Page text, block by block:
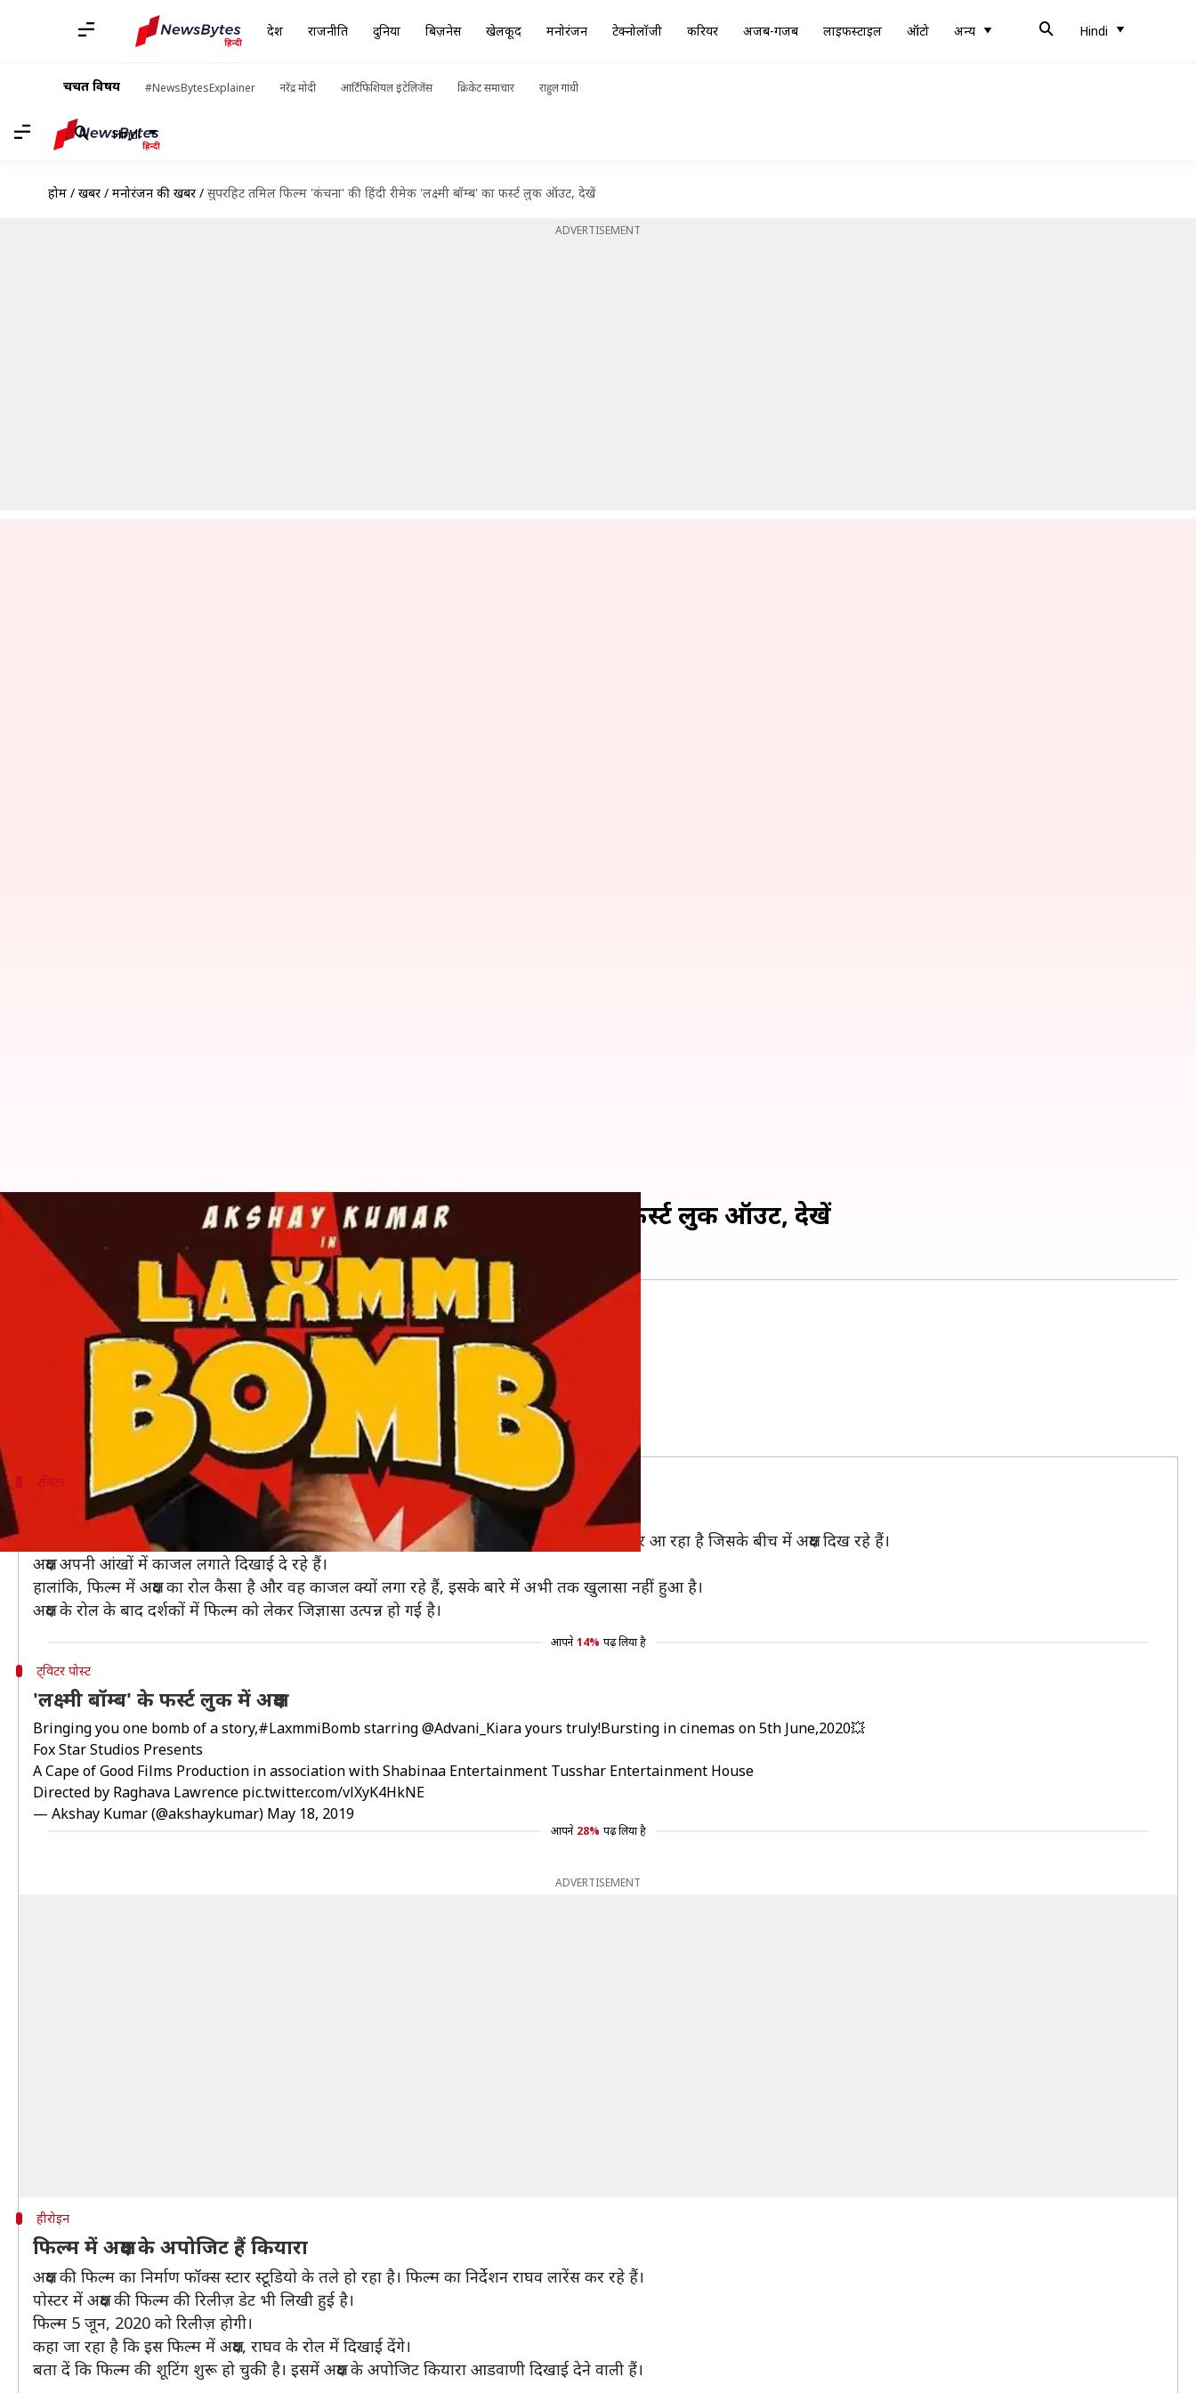
देश राजनीति दुनिया बिज़नेस खेलकूद मनोरंजन टेक्नोलॉजी करियर अजब-गजब लाइफस्टाइल ऑटो अन्य Hindi
चर्चित विषय #NewsBytesExplainer नरेंद्र मोदी आर्टिफिशियल इंटेलिजेंस क्रिकेट समाचार राहुल गांधी
Hindi
होम / खबरें / मनोरंजन की खबरें / सुपरहिट तमिल फिल्म 'कंचना' की हिंदी रीमेक 'लक्ष्मी बॉम्ब' का फर्स्ट लुक ऑउट, देखें
ADVERTISEMENT
सुपरहिट तमिल फिल्म 'कंचना' की हिंदी रीमेक 'लक्ष्मी बॉम्ब' का फर्स्ट लुक ऑउट, देखें
स्वाति पाण्डेय
बॉलीवुड में लंबे समय से साउथ की फिल्मों के रीमेक का चलन है।
अब तमिल की सुपरहिट फिल्म 'मुनी 2: कंचना' का हिंदी रीमेक बन रहा है।
इसमें लीड रोल में अक्षय कुमार दिखाई देने वाले हैं। फिल्म का नाम 'लक्ष्मी बॉम्ब' होगा।
फिल्म का फर्स्ट लुक भी सामने आ गया है। इस लुक को अक्षय ने शेयर किया है।
अक्षय ने सोशल मीडिया पर शेयर किया फर्स्ट लुक
अक्षय ने खुद अपने ट्विटर अकाउंट पर अपना लुक शेयर किया है। इस पोस्टर में एक धमाके जैसा साइन नजर आ रहा है जिसके बीच में अक्षय दिख रहे हैं।
अक्षय अपनी आंखों में काजल लगाते दिखाई दे रहे हैं।
हालांकि, फिल्म में अक्षय का रोल कैसा है और वह काजल क्यों लगा रहे हैं, इसके बारे में अभी तक खुलासा नहीं हुआ है।
अक्षय के रोल के बाद दर्शकों में फिल्म को लेकर जिज्ञासा उत्पन्न हो गई है।
आपने 14% पढ़ लिया है
ट्विटर पोस्ट
'लक्ष्मी बॉम्ब' के फर्स्ट लुक में अक्षय
Bringing you one bomb of a story,#LaxmmiBombstarring@Advani_Kiarayours truly!Bursting in cinemas on 5th June,2020💥
Fox Star Studios Presents
A Cape of Good Films Production in association with Shabinaa Entertainment Tusshar Entertainment House
Directed by Raghava Lawrence pic.twitter.com/vlXyK4HkNE
— Akshay Kumar (@akshaykumar) May 18, 2019
आपने 28% पढ़ लिया है
ADVERTISEMENT
हीरोइन
फिल्म में अक्षय के अपोजिट हैं कियारा
अक्षय की फिल्म का निर्माण फॉक्स स्टार स्टूडियो के तले हो रहा है। फिल्म का निर्देशन राघव लारेंस कर रहे हैं।
पोस्टर में अक्षय की फिल्म की रिलीज़ डेट भी लिखी हुई है।
फिल्म 5 जून, 2020 को रिलीज़ होगी।
कहा जा रहा है कि इस फिल्म में अक्षय, राघव के रोल में दिखाई देंगे।
बता दें कि फिल्म की शूटिंग शुरू हो चुकी है। इसमें अक्षय के अपोजिट कियारा आडवाणी दिखाई देने वाली हैं।